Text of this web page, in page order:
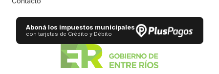
Aboná los impuestos municipales
con tarjetas de Crédito y Débito